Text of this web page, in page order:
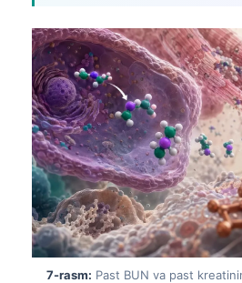
7-rasm: Past BUN va past
日本語
Čeština
ქართული
Русский
Lietuvių kalba
Polski
한국어
Slovenščina
Magyar